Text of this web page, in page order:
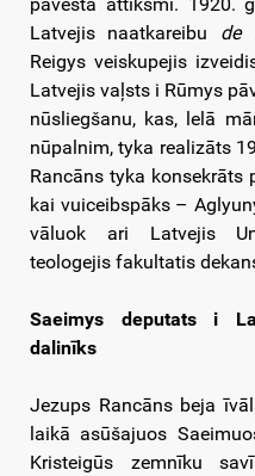
pāvesta attīksmi. 1920.
Latvejis naatkareibu de
Reigys veiskupejis
Latvejis vaļsts i Rūmys
nūsliegšanu, kas, lelā
nūpalnim, tyka realizāts
Rancāns tyka konsekrāts
kai vuiceibspāks –
vāluok ari Latvejis
teologejis fakultatis
Saeimys deputats i
dalinīks
Jezups Rancāns beja
laikā asūšajuos
Kristeigūs zemnīku